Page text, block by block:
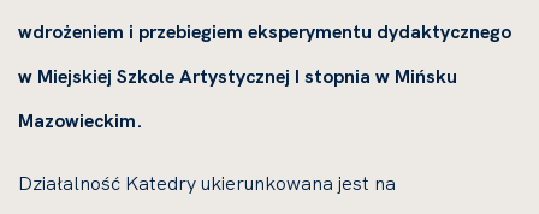
wdrożeniem i przebiegiem eksperymentu dydaktycznego
w Miejskiej Szkole Artystycznej I stopnia w Mińsku
Mazowieckim.
Działalność Katedry ukierunkowana jest na